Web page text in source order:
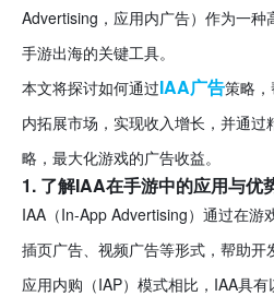
Advertising，应用内广告）作为一种
手游出海的关键工具。
本文将探讨如何通过IAA广告策略
内拓展市场，实现收入增长，并通
略，最大化游戏的广告收益。
1. 了解IAA在手游中的应用与优
IAA（In-App Advertising）通过在游
插页广告、视频广告等形式，帮助开
应用内购（IAP）模式相比，IAA具有